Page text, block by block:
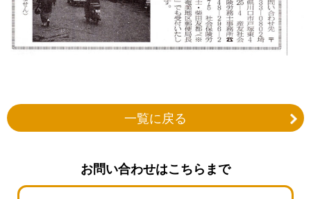
一覧に戻る
お問い合わせはこちらまで